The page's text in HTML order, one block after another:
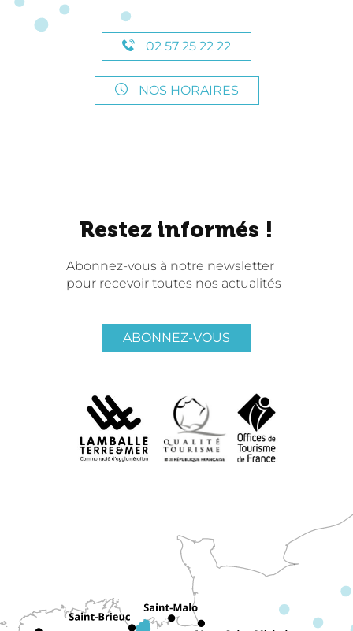
02 57 25 22 22
NOS HORAIRES
Restez informés !
Abonnez-vous à notre newsletter
pour recevoir toutes nos actualités
ABONNEZ-VOUS